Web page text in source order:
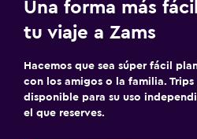
Una forma más
tu viaje a Zams
Hacemos que sea súper fácil
con los amigos o la familia. Trips
disponible para su uso
el que reserves.